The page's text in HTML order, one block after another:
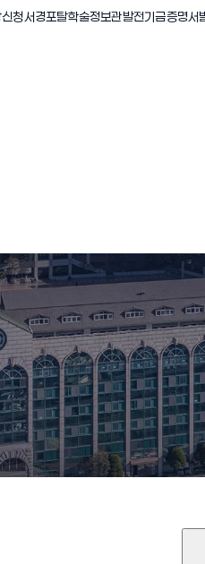
청(새창 열림)
서경포탈(새창 열림)
학술정보관(새창 열림)
발전기금(새창
증명서